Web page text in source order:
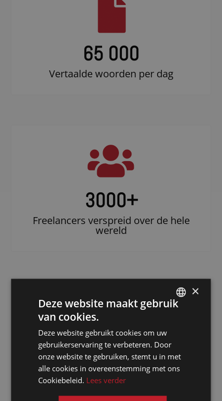
65 000
Vertaalde woorden per dag
3000+
Freelancers verspreid over de hele
wereld
Doe beroep op
een erkende
notulist in
Cholet
FRENCH
×
Deze website maakt gebruik
van cookies.
Deze website gebruikt cookies om uw
gebruikerservaring te verbeteren. Door
onze website te gebruiken, stemt u in met
alle cookies in overeenstemming met ons
Cookiebeleid. Lees verder